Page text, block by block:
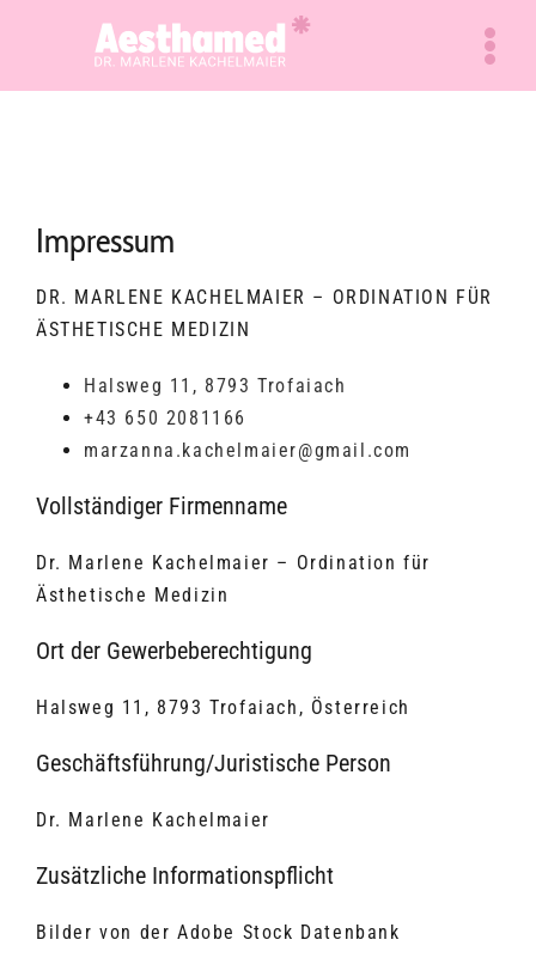
Impressum
DR. MARLENE KACHELMAIER – ORDINATION FÜR
ÄSTHETISCHE MEDIZIN
Halsweg 11, 8793 Trofaiach
+43 650 2081166
marzanna.kachelmaier@gmail.com
Vollständiger Firmenname
Dr. Marlene Kachelmaier – Ordination für
Ästhetische Medizin
Ort der Gewerbeberechtigung
Halsweg 11, 8793 Trofaiach, Österreich
Geschäftsführung/Juristische Person
Dr. Marlene Kachelmaier
Zusätzliche Informationspflicht
Bilder von der Adobe Stock Datenbank